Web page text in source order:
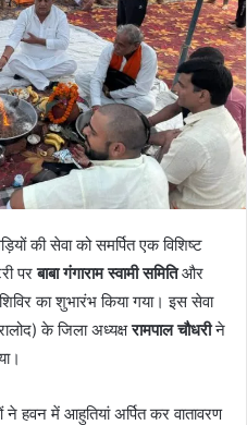
की सेवा को समर्पित एक विशिष्ट
परबाबा गंगाराम स्वामी समितिऔर
का शुभारंभ किया गया। इस सेवा
के जिला अध्यक्षरामपाल चौधरीने
हवन में आहुतियां अर्पित कर वातावरण